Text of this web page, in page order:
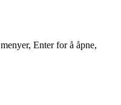
Enter for å åpne,